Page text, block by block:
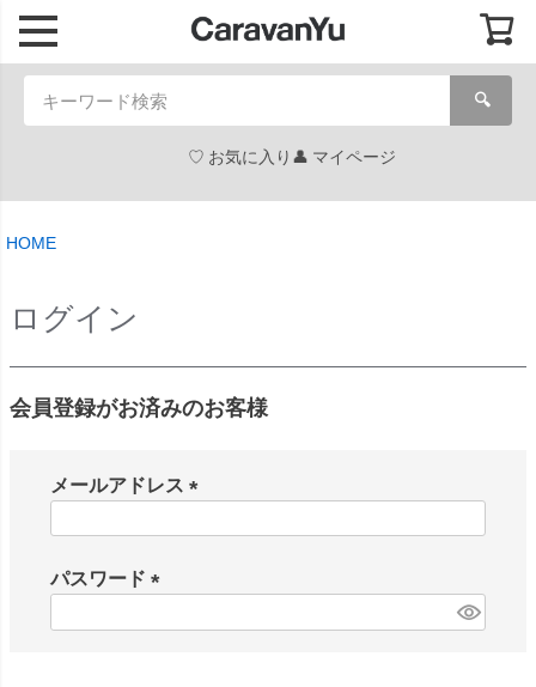
🔍
お気に入り マイページ
HOME
ログイン
会員登録がお済みのお客様
メールアドレス
パスワード